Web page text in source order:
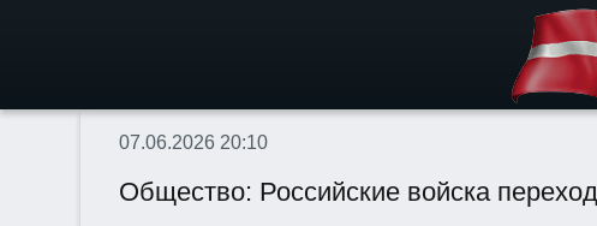
07.06.2026 20:10
Общество: Российские войска